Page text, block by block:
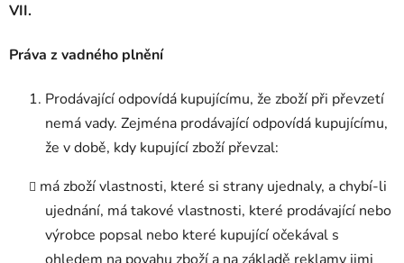
VII.
Práva z vadného plnění
Prodávající odpovídá kupujícímu, že zboží při převzetí
nemá vady. Zejména prodávající odpovídá kupujícímu,
že v době, kdy kupující zboží převzal:
má zboží vlastnosti, které si strany ujednaly, a chybí-li
ujednání, má takové vlastnosti, které prodávající nebo
výrobce popsal nebo které kupující očekával s